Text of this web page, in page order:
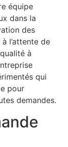
équipe
dans la
des
l’attente de
à
qui
pour
demandes.